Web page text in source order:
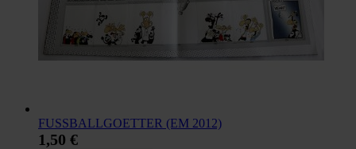
FUSSBALLGOETTER (EM 2012)
1,50 €